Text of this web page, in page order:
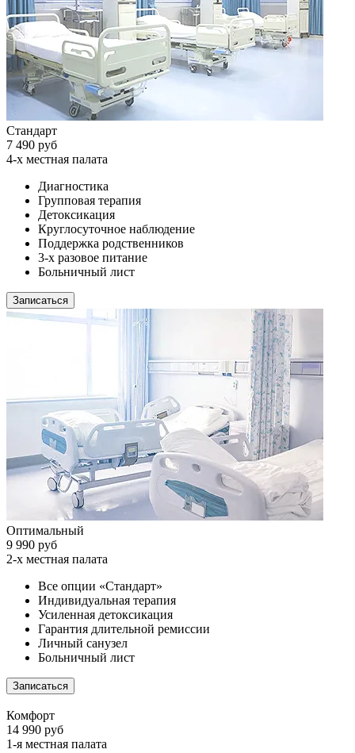
Стандарт
7 490 руб
4-х местная палата
Диагностика
Групповая терапия
Детоксикация
Круглосуточное наблюдение
Поддержка родственников
3-х разовое питание
Больничный лист
Записаться
Оптимальный
9 990 руб
2-х местная палата
Все опции «Стандарт»
Индивидуальная терапия
Усиленная детоксикация
Гарантия длительной ремиссии
Личный санузел
Больничный лист
Записаться
Комфорт
14 990 руб
1-я местная палата